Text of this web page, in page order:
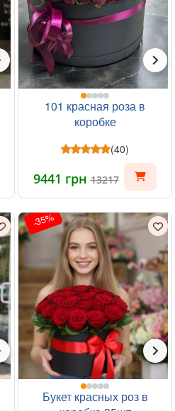
101 красная роза в
коробке
(40)
9441 грн13217
-35%
Букет красных роз в